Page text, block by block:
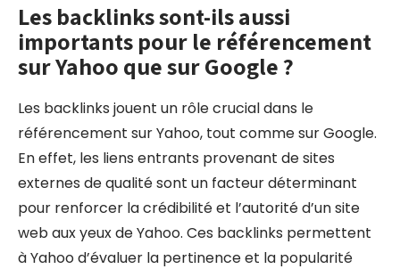
Les backlinks sont-ils aussi
importants pour le référencement
sur Yahoo que sur Google ?
Les backlinks jouent un rôle crucial dans le
référencement sur Yahoo, tout comme sur Google.
En effet, les liens entrants provenant de sites
externes de qualité sont un facteur déterminant
pour renforcer la crédibilité et l’autorité d’un site
web aux yeux de Yahoo. Ces backlinks permettent
à Yahoo d’évaluer la pertinence et la popularité